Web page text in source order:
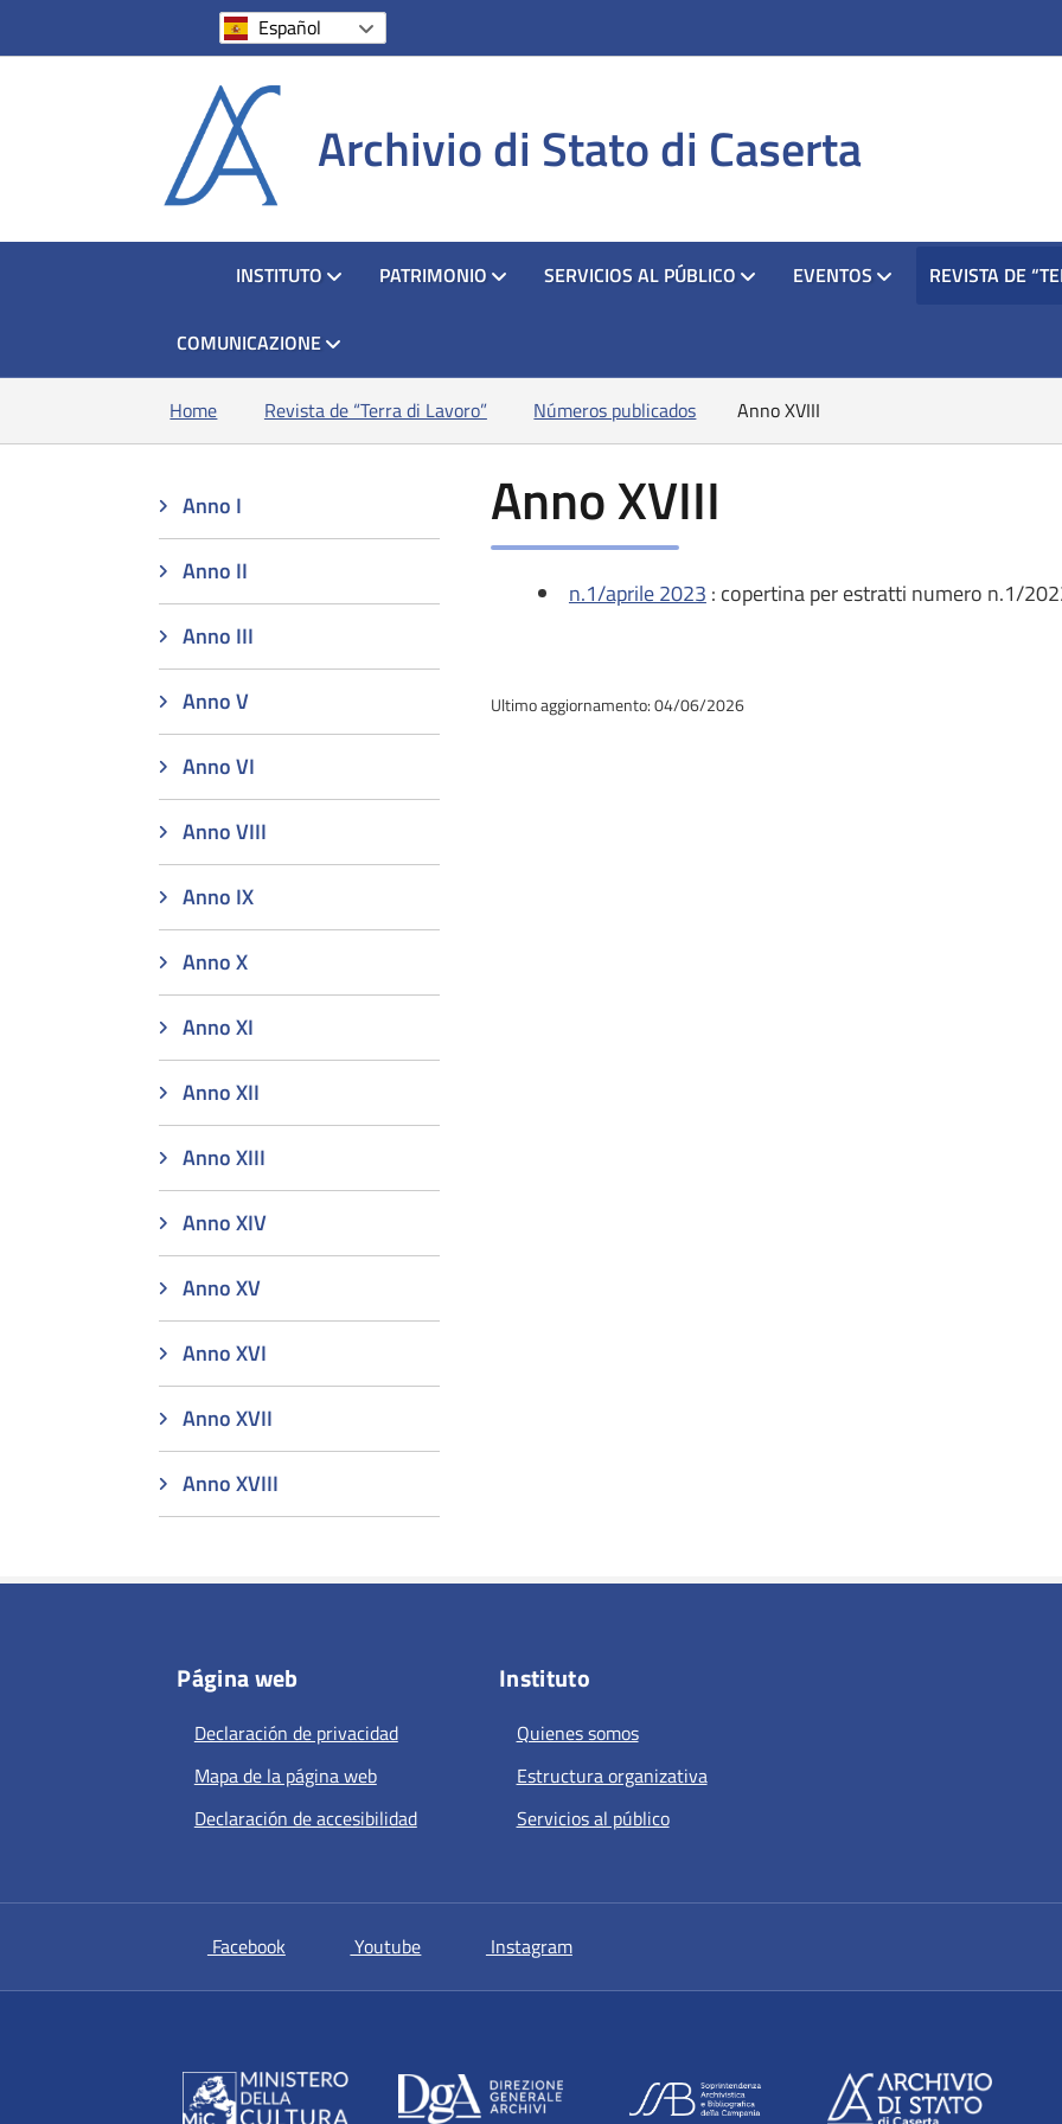
Español
Archivio di Stato di Caserta
HOMEINSTITUTO PATRIMONIO SERVICIOS AL PÚBLICO EVENTOS REVISTA DE
COMUNICAZIONE
Home Revista de “Terra di Lavoro” Números publicados Anno XVIII
Anno I
Anno II
Anno III
Anno V
Anno VI
Anno VIII
Anno IX
Anno X
Anno XI
Anno XII
Anno XIII
Anno XIV
Anno XV
Anno XVI
Anno XVII
Anno XVIII
Anno XVIII
n.1/aprile 2023 : copertina per estratti numero n.1/
Ultimo aggiornamento: 04/06/2026
Página web
Declaración de privacidad
Mapa de la página web
Declaración de accesibilidad
Instituto
Quienes somos
Estructura organizativa
Servicios al público
Facebooksi apre in una nuova scheda
Youtubesi apre in una nuova scheda
Instagramsi apre in una nuova scheda